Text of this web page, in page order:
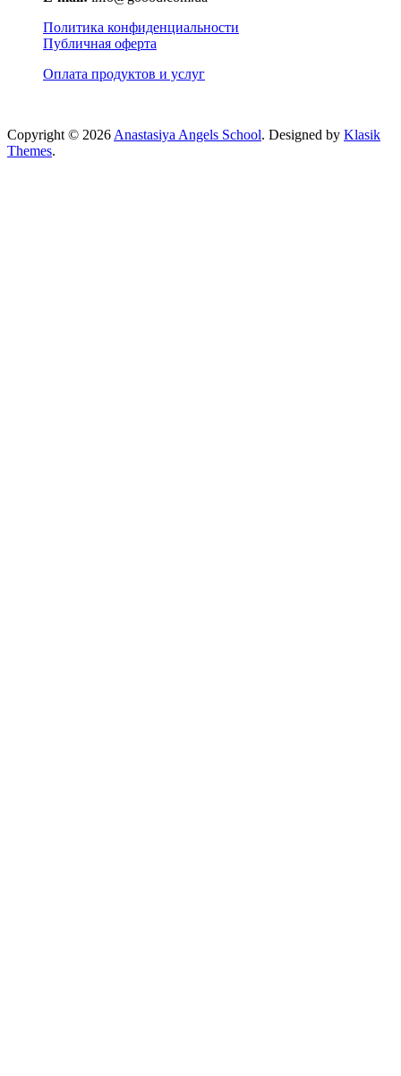
Политика конфиденциальности
Публичная оферта
Оплата продуктов и услуг
Copyright © 2026 Anastasiya Angels School. Designed by Klasik
Themes.